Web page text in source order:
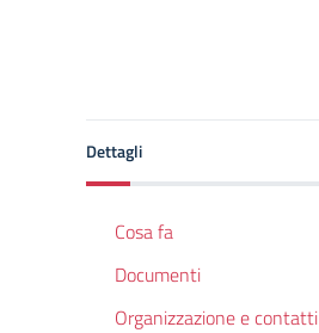
Dettagli
Cosa fa
Documenti
Organizzazione e contatti